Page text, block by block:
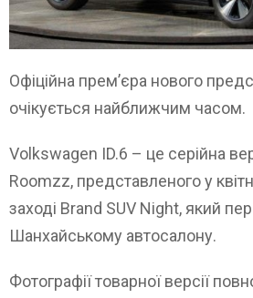
Офіційна прем’єра нового
очікується найближчим часом.
Volkswagen ID.6 – це серійна
Roomzz, представленого у
заході Brand SUV Night, який
Шанхайському автосалону.
Фотографії товарної версії